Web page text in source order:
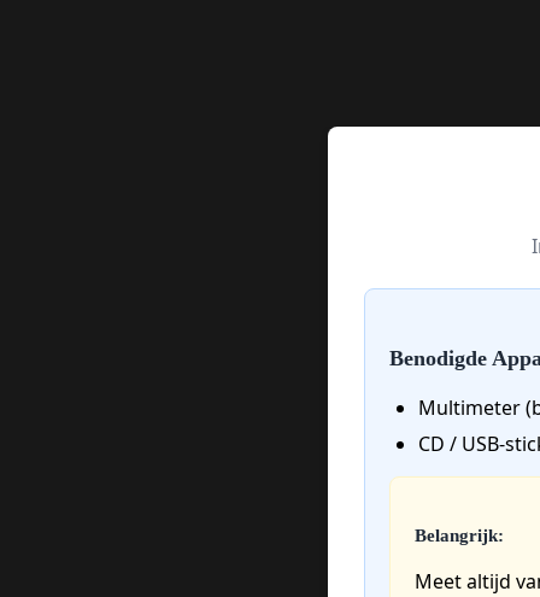
Benodigde
Multimeter
CD / USB-
Belangrijk:
Meet altijd